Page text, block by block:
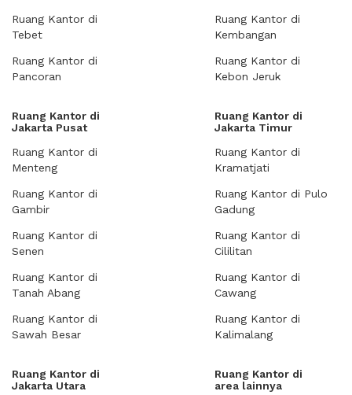
Ruang Kantor di
Tebet
Ruang Kantor di
Pancoran
Ruang Kantor di
Kembangan
Ruang Kantor di
Kebon Jeruk
Ruang Kantor di
Jakarta Pusat
Ruang Kantor di
Menteng
Ruang Kantor di
Gambir
Ruang Kantor di
Senen
Ruang Kantor di
Tanah Abang
Ruang Kantor di
Sawah Besar
Ruang Kantor di
Jakarta Timur
Ruang Kantor di
Kramatjati
Ruang Kantor di Pulo
Gadung
Ruang Kantor di
Cililitan
Ruang Kantor di
Cawang
Ruang Kantor di
Kalimalang
Ruang Kantor di
Jakarta Utara
Ruang Kantor di
area lainnya